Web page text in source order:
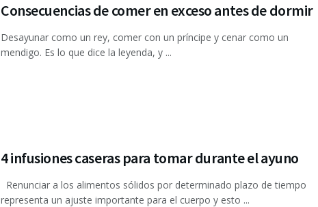
Consecuencias de comer en exceso antes de dormir
Desayunar como un rey, comer con un príncipe y cenar como un
mendigo. Es lo que dice la leyenda, y ...
4 infusiones caseras para tomar durante el ayuno
Renunciar a los alimentos sólidos por determinado plazo de tiempo
representa un ajuste importante para el cuerpo y esto ...